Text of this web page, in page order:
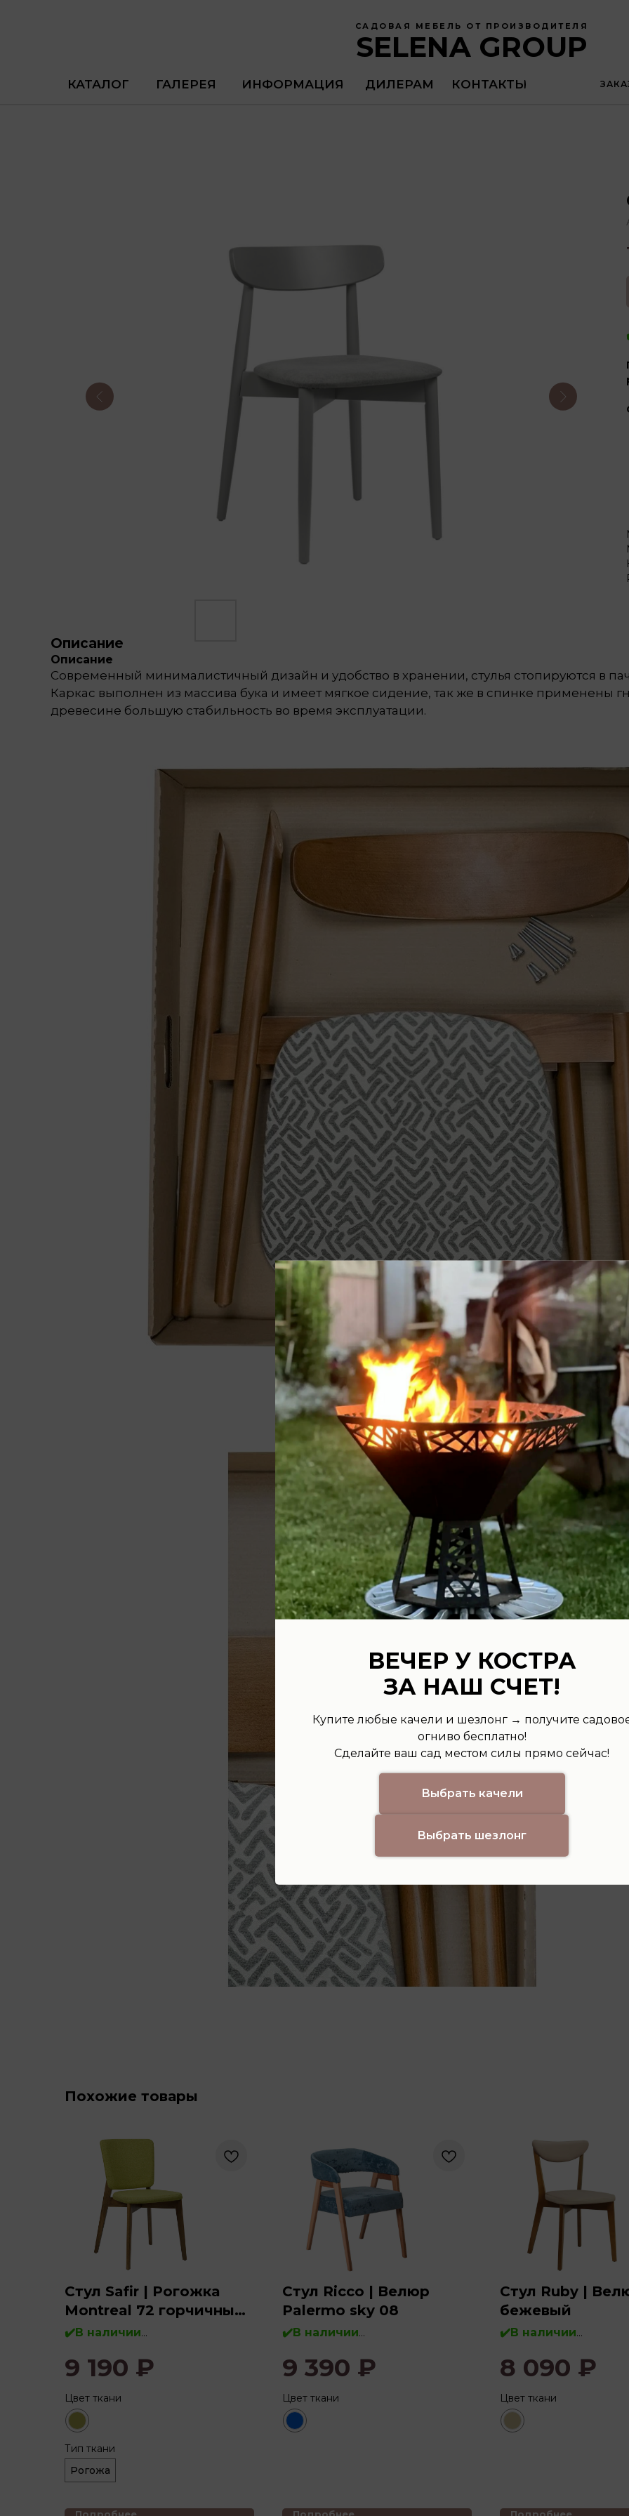
САДОВАЯ МЕБЕЛЬ ОТ ПРОИЗВОДИТЕЛЯ
SELENA GROUP
КАТАЛОГ ГАЛЕРЕЯ ИНФОРМАЦИЯ ДИЛЕРАМ КОНТАКТЫ
Описание
Описание
Современный минималистичный дизайн и удобство в хранении, стулья стопируются в
Каркас выполнен из массива бука и имеет мягкое сидение, так же в спинке применены
древесине большую стабильность во время эксплуатации.
Похожие товары
Стул Safir | Рогожка
Montreal 72 горчичный
(светлый орех)
✔️В наличии
Дерево:бук, массив дерева
9 190 ₽
Цвет ткани
Тип ткани
Рогожа
Подробнее
Стул Ricco | Велюр
Palermo sky 08
✔️В наличии
Дерево:бук, массив дерева
9 390 ₽
Цвет ткани
Подробнее
Стул Ruby |
бежевый
✔️В наличии
Дерево:бук, массив
8 090 ₽
Цвет ткани
Подробнее
ВЕЧЕР У КОСТРА
ЗА НАШ СЧЕТ!
Купите любые качели и шезлонг → получите
огниво бесплатно!
Сделайте ваш сад местом силы прямо сейчас!
Выбрать качели
Выбрать шезлонг